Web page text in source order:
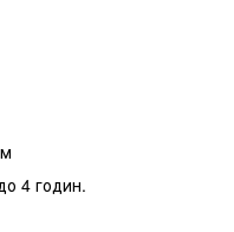
4 годин.